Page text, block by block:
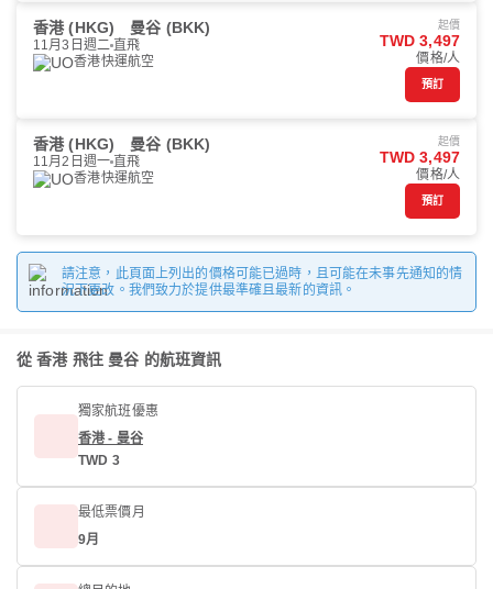
香港 (HKG) 曼谷 (BKK)
11月3日週二 直飛
香港快運航空
起價
TWD 3,497
價格/人
預訂
香港 (HKG) 曼谷 (BKK)
11月2日週一 直飛
香港快運航空
起價
TWD 3,497
價格/人
預訂
請注意，此頁面上列出的價格可能已過時，且可能在未事先通知的情
況下更改。我們致力於提供最準確且最新的資訊。
從 香港 飛往 曼谷 的航班資訊
獨家航班優惠
香港 - 曼谷
TWD 3
最低票價月
9月